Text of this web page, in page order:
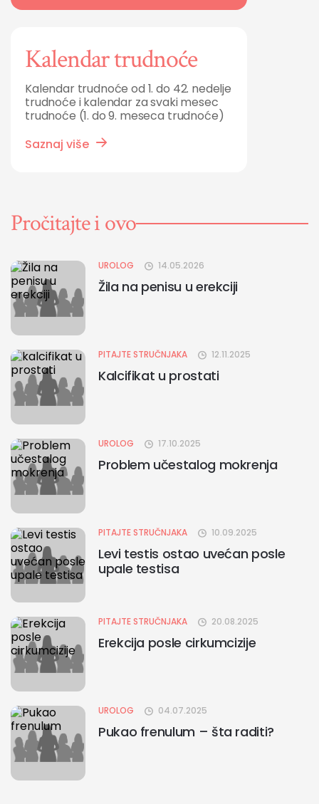
Kalendar trudnoće
Kalendar trudnoće od 1. do 42. nedelje
trudnoće i kalendar za svaki mesec
trudnoće (1. do 9. meseca trudnoće)
Saznaj više
Pročitajte i ovo
UROLOG 14.05.2026
Žila na penisu u erekciji
PITAJTE STRUČNJAKA 12.11.2025
Kalcifikat u prostati
UROLOG 17.10.2025
Problem učestalog mokrenja
PITAJTE STRUČNJAKA 10.09.2025
Levi testis ostao uvećan posle
upale testisa
PITAJTE STRUČNJAKA 20.08.2025
Erekcija posle cirkumcizije
UROLOG 04.07.2025
Pukao frenulum – šta raditi?